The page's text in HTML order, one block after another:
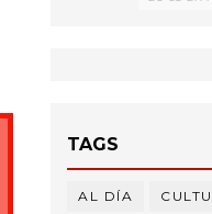
TAGS
AL DÍA